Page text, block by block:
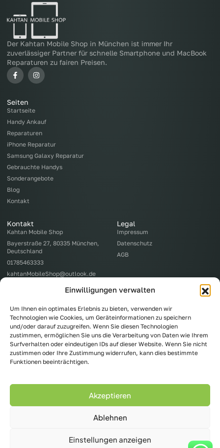
Einwilligungen verwalten
Um Ihnen ein optimales Erlebnis zu bieten, verwenden wir
Technologien wie Cookies, um Geräteinformationen zu speichern
und/oder darauf zuzugreifen. Wenn Sie diesen Technologien
zustimmen, ermöglichen Sie uns die Verarbeitung von Daten wie Ihrem
Surfverhalten oder eindeutigen IDs auf dieser Website. Wenn Sie nicht
zustimmen oder Ihre Zustimmung widerrufen, kann dies bestimmte
Funktionen beeinträchtigen.
Akzeptieren
Ablehnen
Einstellungen anzeigen
Der Kahtan Mobile Shop in München ist immer Ihr
zuverlässiger Partner für schnelle Smartphone und MacBook
Reparaturen zu fairen Preisen.
Seiten
Startseite
Handy Ankauf
Reparaturen
iPhone Reparatur
Samsung Galaxy Reparatur
Gebrauchte Handys
Sonderangebote
Blog
Kontakt
Kontakt
Kahtan Mobile Shop
Bayerstraße 27, 80335 München,
Deutschland
01785463333
kahtanMobileShop@outlook.de
Legal
Impressum
Datenschutz
AGB
Abonnieren Sie unseren exklusiven
Newsletter
Erhalten Sie immer spannende Neuigkeiten,
nützliche Tipps und exklusive Rabatte für unseren
Shop in München.
Metanow.